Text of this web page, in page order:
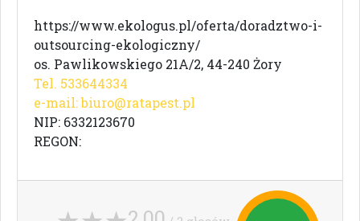
https://www.ekologus.pl/oferta/doradztwo-i-
outsourcing-ekologiczny/
os. Pawlikowskiego 21A/2, 44-240 Żory
Tel. 533644334
e-mail:biuro@ratapest.pl
NIP: 6332123670
REGON: